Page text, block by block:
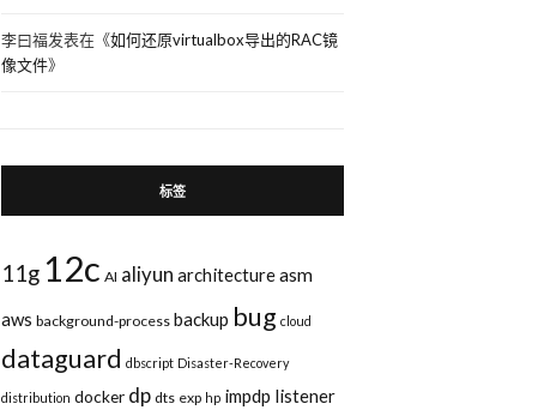
李曰福发表在《如何还原virtualbox导出的RAC镜
像文件》
标签
11g 12c AI aliyun architectureasm
aws background-process backup bug cloud
dataguard dbscript Disaster-Recovery
distribution docker dp dts exp hp impdp listener